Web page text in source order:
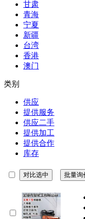
甘肃
青海
宁夏
新疆
台湾
香港
澳门
类别
供应
提供服务
供应二手
提供加工
提供合作
库存